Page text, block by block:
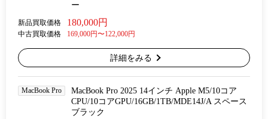
ー
新品買取価格 180,000円
中古買取価格 169,000円〜122,000円
詳細をみる
MacBook Pro
MacBook Pro 2025 14インチ Apple M5/10コア
CPU/10コアGPU/16GB/1TB/MDE14J/A スペース
ブラック